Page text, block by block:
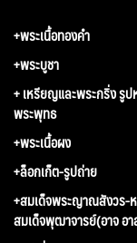
+พระเนื้อทองคำ
+พระบูชา
+ เหรียญและพระกริ่ง รู
พระพุทธ
+พระเนื้อผง
+ล็อกเก็ต-รูปถ่าย
+สมเด็จพระญาณสังวร-
สมเด็จพุฒาจารย์(อาจ อา